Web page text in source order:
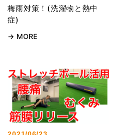
梅雨対策！(洗濯物と熱中
症)
MORE